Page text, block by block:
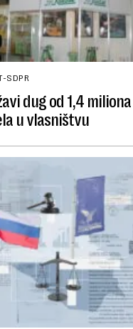
SDPR
dug od 1,4
u vlasništvu